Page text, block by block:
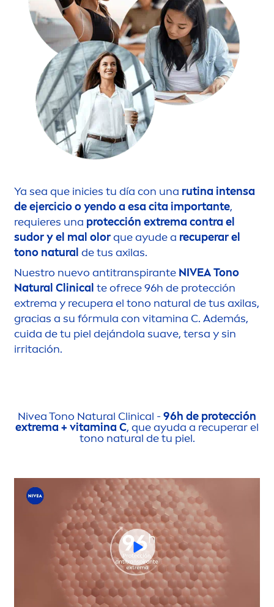
Ya sea que inicies tu día con una rutina intensa
de ejercicio o yendo a esa cita importante,
requieres una protección extrema contra el
sudor y el mal olorque ayude a recuperar el
tono natural de tus axilas.
Nuestro nuevo antitranspirante NIVEATono
Natural Clinical te ofrece 96h de protección
extrema y recupera el tono natural de tus axilas,
gracias a su fórmula con vitamina C. Además,
cuida de tu piel dejándola suave, tersa y sin
irritación.
NiveaTono Natural Clinical - 96h de protección
extrema + vitamina C, que ayuda a recuperar el
tono natural de tu piel.